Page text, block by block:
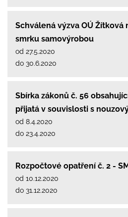
Schválená výzva OÚ Žítková
smrku samovýrobou
od 27.5.2020
do 30.6.2020
Sbírka zákonů č. 56
přijatá v souvislosti s
od 8.4.2020
do 23.4.2020
Rozpočtové opatření č. 2 -
od 10.12.2020
do 31.12.2020